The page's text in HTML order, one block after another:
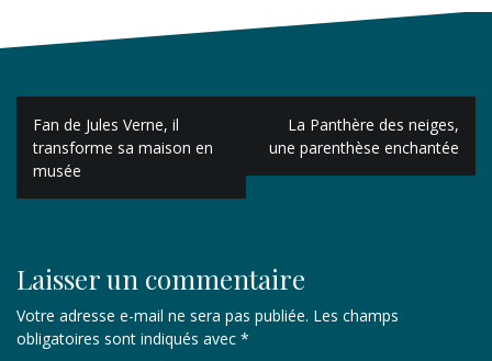
Navigation
de
l’article
Fan de Jules Verne, il
transforme sa maison en
musée
La Panthère des neiges,
une parenthèse enchantée
Laisser un commentaire
Votre adresse e-mail ne sera pas publiée. Les champs
obligatoires sont indiqués avec *